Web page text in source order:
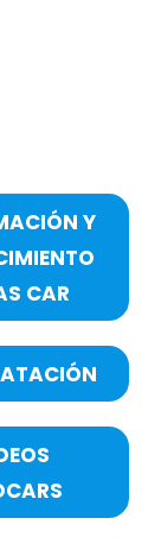
Y
CAR